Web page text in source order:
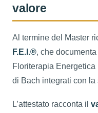
valore
Al termine del Master
F.E.I.®, che
Floriterapia
di Bach integrati con
L’attestato racconta il